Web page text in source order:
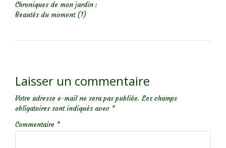
Chroniques de mon jardin :
Beautés du moment (1)
Laisser un commentaire
Votre adresse e-mail ne sera pas publiée. Les champs
obligatoires sont indiqués avec *
Commentaire *